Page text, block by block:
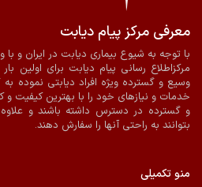
پرداخت آنلاین
معرفی مرکز پیام دیابت
با توجه به شیوع بیماری دیابت در ایران و
مرکزاطلاع رسانی پیام دیابت برای اولین
وسیع و گسترده ویژه افراد دیابتی نموده به
خدمات و نیازهای خود را با بهترین کیفیت
و گسترده در دسترس داشته باشند و
بتوانند به راحتی آنها را سفارش دهند.
منو تکمیلی